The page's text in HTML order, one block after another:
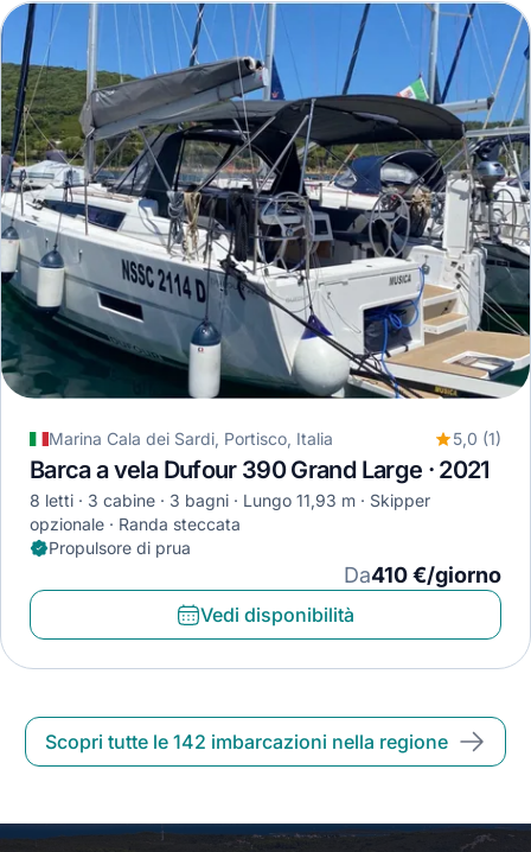
Marina Cala dei Sardi, Portisco, Italia 5,0 (1)
Barca a vela Dufour 390 Grand Large · 2021
8 letti 3 cabine 3 bagni Lungo 11,93 m
Skipper
opzionale
Randa steccata
Propulsore di prua
Da410 €/giorno
Vedi disponibilità
Scopri tutte le 142 imbarcazioni nella regione